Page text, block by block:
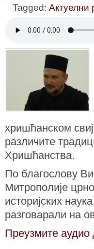
Tagged: Актуелни
хришћанском
различите
Хришћанства.
По благослову
Митрополије
историјских
разговарали на
Преузмите аудио